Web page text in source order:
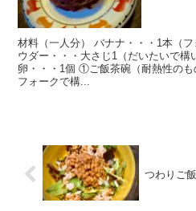
材料（一人分） バナナ・・・1本（
ウダー・・・大さじ1（だいたいで
卵・・・1個 ①ご飯茶碗（耐熱性の
フォークで構...
つわりご